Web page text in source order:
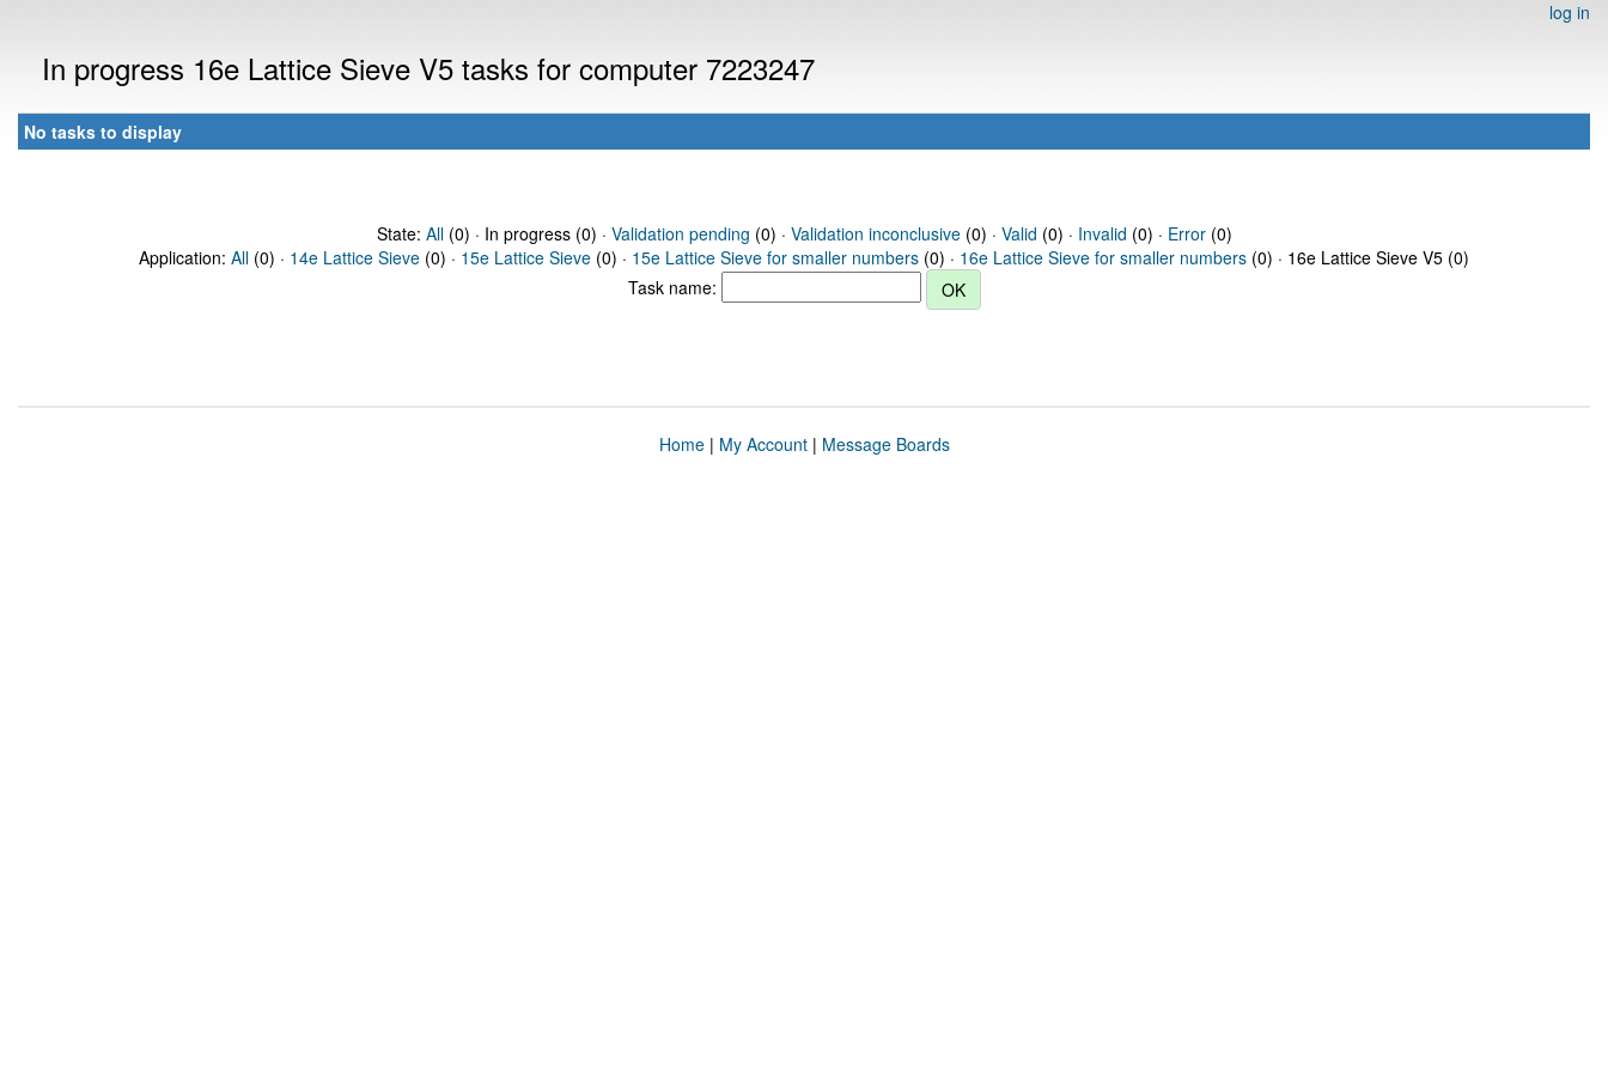
log in
In progress 16e Lattice Sieve V5 tasks for computer 7223247
No tasks to display
State: All(0) · In progress (0) · Validation pending (0) · Validation inconclusive(0) · Valid (0) · Invalid (0) · Error(0)
Application: All (0) · 14e Lattice Sieve (0) · 15e Lattice Sieve (0) · 15e Lattice Sieve for smaller numbers (0) · 16e Lattice Sieve for smaller numbers (0) · 16e Lattice Sieve V5 (0)
Task name:
Home| My Account| Message Boards